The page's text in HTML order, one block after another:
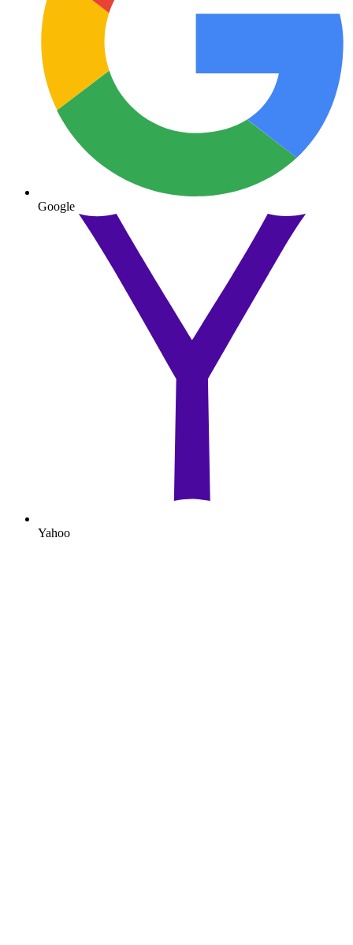
Google
Yahoo